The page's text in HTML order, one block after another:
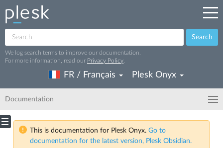
Search
We log search terms to improve our documentation.
For more information, read our Privacy Policy
FR / Français Plesk Onyx
Documentation
This is documentation for Plesk Onyx. Go to
documentation for the latest version, Plesk Obsidian.